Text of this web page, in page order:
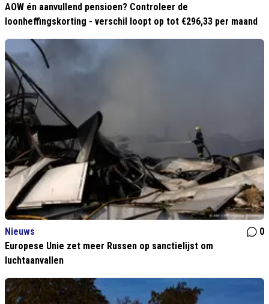
AOW én aanvullend pensioen? Controleer de
loonheffingskorting - verschil loopt op tot €296,33 per maand
Nieuws
0
Europese Unie zet meer Russen op sanctielijst om
luchtaanvallen